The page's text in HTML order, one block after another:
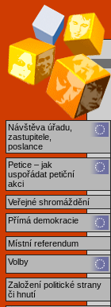
Návštěva úřadu,
zastupitele,
poslance
Petice – jak
uspořádat petiční
akci
Veřejné shromáždění
Přímá demokracie
Místní referendum
Volby
Založení politické strany
či hnutí